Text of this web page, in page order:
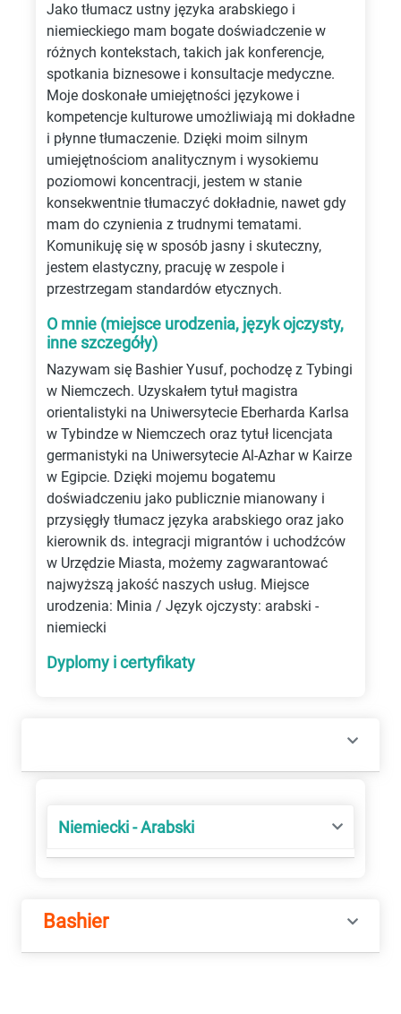
Jako tłumacz ustny języka arabskiego i
niemieckiego mam bogate doświadczenie w
różnych kontekstach, takich jak konferencje,
spotkania biznesowe i konsultacje medyczne.
Moje doskonałe umiejętności językowe i
kompetencje kulturowe umożliwiają mi dokładne
i płynne tłumaczenie. Dzięki moim silnym
umiejętnościom analitycznym i wysokiemu
poziomowi koncentracji, jestem w stanie
konsekwentnie tłumaczyć dokładnie, nawet gdy
mam do czynienia z trudnymi tematami.
Komunikuję się w sposób jasny i skuteczny,
jestem elastyczny, pracuję w zespole i
przestrzegam standardów etycznych.
O mnie (miejsce urodzenia, język ojczysty,
inne szczegóły)
Nazywam się Bashier Yusuf, pochodzę z Tybingi
w Niemczech. Uzyskałem tytuł magistra
orientalistyki na Uniwersytecie Eberharda Karlsa
w Tybindze w Niemczech oraz tytuł licencjata
germanistyki na Uniwersytecie Al-Azhar w Kairze
w Egipcie. Dzięki mojemu bogatemu
doświadczeniu jako publicznie mianowany i
przysięgły tłumacz języka arabskiego oraz jako
kierownik ds. integracji migrantów i uchodźców
w Urzędzie Miasta, możemy zagwarantować
najwyższą jakość naszych usług. Miejsce
urodzenia: Minia / Język ojczysty: arabski -
niemiecki
Dyplomy i certyfikaty
Niemiecki - Arabski
Bashier